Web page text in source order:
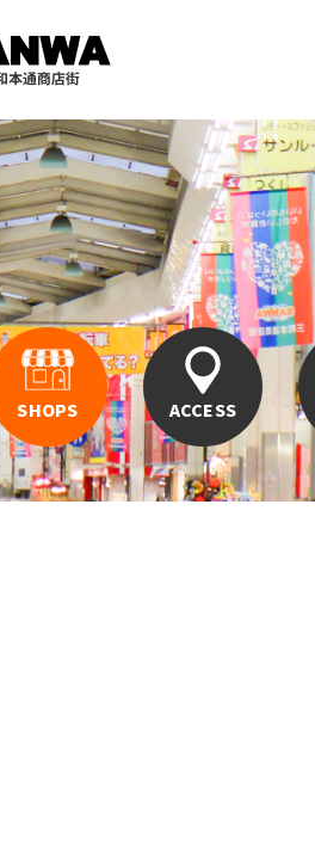
SHOPS ACCESS